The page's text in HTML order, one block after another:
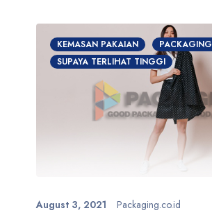
KEMASAN PAKAIAN
SUPAYA TERLIHAT TINGGI
August 3, 2021 Packaging.co.id